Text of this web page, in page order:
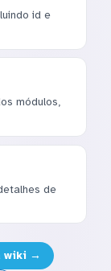
id e
módulos,
de
wiki →